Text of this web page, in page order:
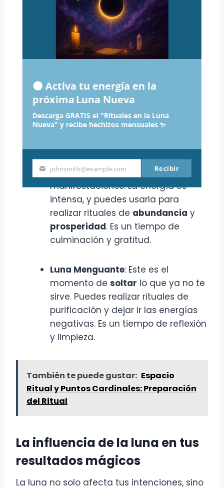
deseas lograr.
Luna Creciente: A medida que la
luna crece, también lo hacen tus
oportunidades. Este es un buen
intenciones y trabajar en su
desarrollo. Puedes hacer rituales
que te ayuden a atraer lo que
deseas.
Luna Llena: Este es el momento de
celebrartus logros y
manifestaciones. La energía es
intensa, y puedes usarla para
realizar rituales de abundancia y
prosperidad. Es un tiempo de
culminación y gratitud.
Luna Menguante: Este es el
momento de soltar lo que ya no te
sirve. Puedes realizar rituales de
purificación y dejar ir las energías
negativas. Es un tiempo de reflexión
y limpieza.
También te puede gustar: Espacio
Ritual y Puntos Cardinales: Preparación
del Ritual
La influencia de la luna en tus
resultados mágicos
La luna no solo afecta tus intenciones, sino
🌑 Activa tu energía en la
próxima Luna Nueva
Descarga GRATIS el "Rituales en la Luna
Nueva" y recibe hechizos mensuales ✨
Your
email
johnsmith@example.com Recibir